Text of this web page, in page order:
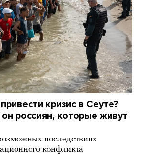
кризис в Сеуте?
россиян, которые живут
последствиях
конфликта